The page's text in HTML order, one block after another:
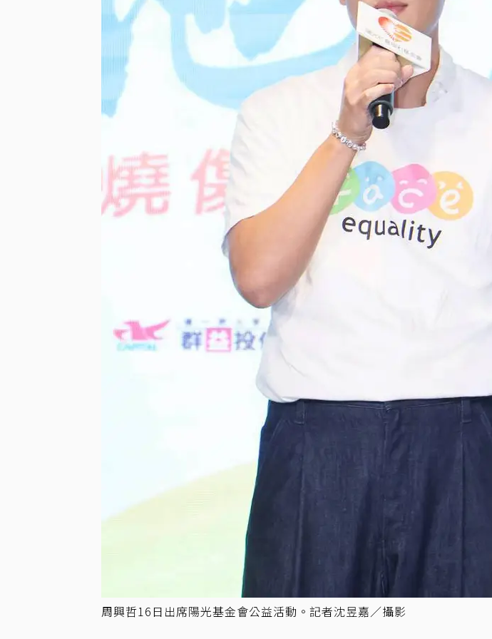
周興哲16日出席陽光基金會公益活動。記者沈昱嘉／攝影